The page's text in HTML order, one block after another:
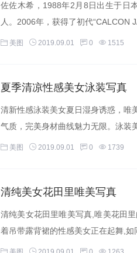
佐佐木希，1988年2月8日出生于日
人。2006年，获得了初代“CALCON
美图 2019.09.01 0 1515
夏季清凉性感美女泳装写真
清新性感泳装美女夏日湿身诱惑，唯
气质，完美身材曲线魅力无限。泳装
美图 2019.09.01 0 1739
清纯美女花田里唯美写真
清纯美女花田里唯美写真,唯美花田
着吊带露背裙的性感美女正在起舞,